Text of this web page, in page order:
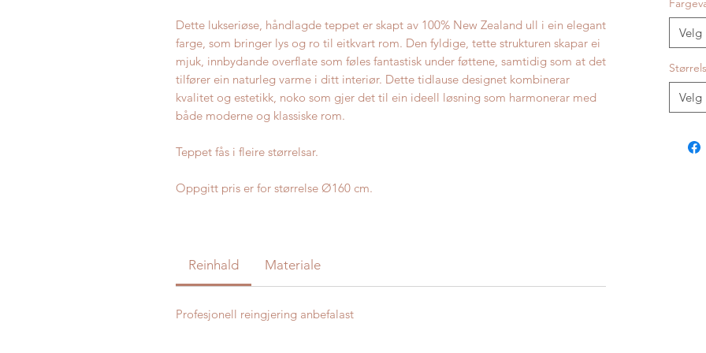
Dette lukseriøse, håndlagde teppet er skapt av 100% New Zealand ull i ein elegant
farge, som bringer lys og ro til eitkvart rom. Den fyldige, tette strukturen skapar ei
mjuk, innbydande overflate som føles fantastisk under føttene, samtidig som at det
tilfører ein naturleg varme i ditt interiør. Dette tidlause designet kombinerar
kvalitet og estetikk, noko som gjer det til ein ideell løsning som harmonerar med
både moderne og klassiske rom.
Teppet fås i fleire størrelsar.
Oppgitt pris er for størrelse Ø160 cm.
Reinhald Materiale
Profesjonell reingjering anbefalast
Velg
Velg